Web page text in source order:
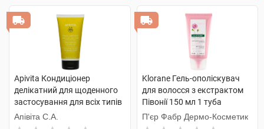
Apivita Кондиціонер
делікатний для щоденного
застосування для всіх типів
волосся з ромашкою та
медом 150 мл 1 туба
Апівіта С.А.
Klorane Гель-ополіскувач
для волосся з екстрактом
Півонії 150 мл 1 туба
П'єр Фабр Дермо-Косметик